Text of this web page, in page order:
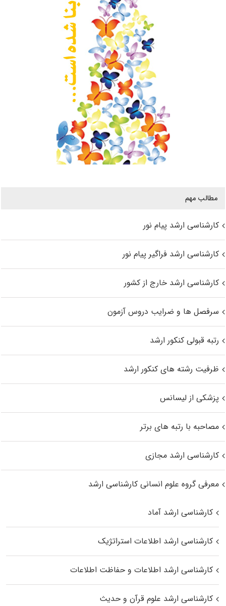
مطالب مهم
کارشناسی ارشد پیام نور
کارشناسی ارشد فراگیر پیام نور
کارشناسی ارشد خارج از کشور
سرفصل ها و ضرایب دروس آزمون
رتبه قبولی کنکور ارشد
ظرفیت رشته های کنکور ارشد
پزشکی از لیسانس
مصاحبه با رتبه های برتر
کارشناسی ارشد مجازی
معرفی گروه علوم انسانی کارشناسی ارشد
کارشناسی ارشد آماد
کارشناسی ارشد اطلاعات استراتژیک
کارشناسی ارشد اطلاعات و حفاظت اطلاعات
کارشناسی ارشد علوم قرآن و حدیث